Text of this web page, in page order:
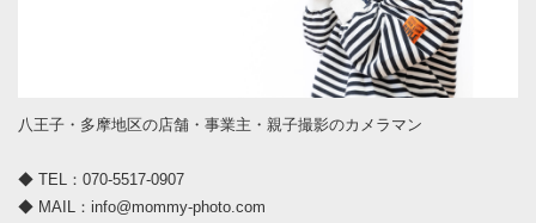
八王子・多摩地区の店舗・事業主・親子撮影のカメラマン
◆ TEL：070-5517-0907
◆ MAIL：info@mommy-photo.com